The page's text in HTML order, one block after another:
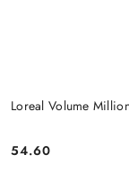
Loreal Volume
Cena:
54.60